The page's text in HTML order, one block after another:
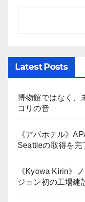
Latest Posts
博物館ではなく、
コリの音
《アパホテル》
Seattleの取得を完
《Kyowa Kirin》
ジョン初の工場建